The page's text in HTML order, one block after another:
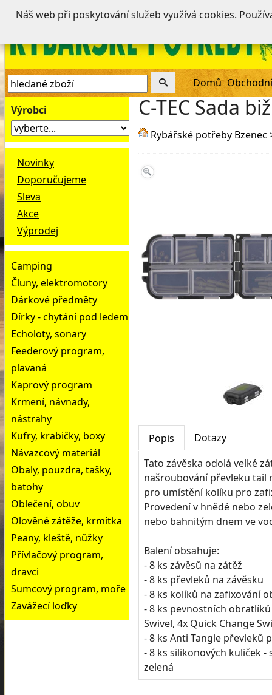
Domů
Výrobci
Novinky
Doporučujeme
Sleva
Akce
Výprodej
Camping
Čluny, elektromotory
Dárkové předměty
Dírky - chytání pod ledem
Echoloty, sonary
Feederový program,
plavaná
Kaprový program
Krmení, návnady,
nástrahy
Kufry, krabičky, boxy
Návazcový materiál
Obaly, pouzdra, tašky,
batohy
Oblečení, obuv
Olověné zátěže, krmítka
Peany, kleště, nůžky
Přívlačový program,
dravci
Sumcový program, moře
Zavážecí loďky
C-TEC Sada
Rybářské potřeby Bzenec
Popis
Dotazy
Tato závěska odolá velké
našroubování převleku tail
pro umístění kolíku pro
Provedení v hnědé nebo
nebo bahnitým dnem ve
Balení obsahuje:
- 8 ks závěsů na zátěž
- 8 ks převleků na závěsku
- 8 ks kolíků na zafixování
- 8 ks pevnostních
Swivel, 4x Quick Change
- 8 ks Anti Tangle převleků
- 8 ks silikonových kuliček
zelená
Náš web při poskytování služeb využívá cookies.